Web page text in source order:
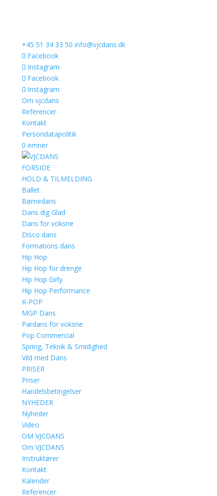
+45 51 34 33 50 info@vjcdans.dk
Facebook
Instagram
Facebook
Instagram
Om vjcdans
Referencer
Kontakt
Persondatapolitik
0 emner
FORSIDE
HOLD & TILMELDING
Ballet
Børnedans
Dans dig Glad
Dans for voksne
Disco dans
Formations dans
Hip Hop
Hip Hop for drenge
Hip Hop Girly
Hip Hop Performance
K-POP
MGP Dans
Pardans for voksne
Pop Commercial
Spring, Teknik & Smidighed
Vild med Dans
PRISER
Priser
Handelsbetingelser
NYHEDER
Nyheder
Video
OM VJCDANS
Om VJCDANS
Instruktører
Kontakt
Kalender
Referencer